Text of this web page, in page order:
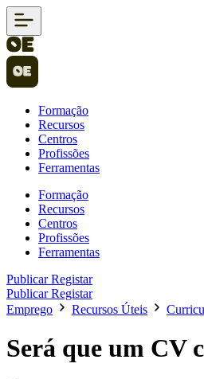
Formação
Recursos
Centros
Profissões
Ferramentas
Formação
Recursos
Centros
Profissões
Ferramentas
PublicarRegistar
PublicarRegistar
Emprego
Recursos Úteis
Será que um CV